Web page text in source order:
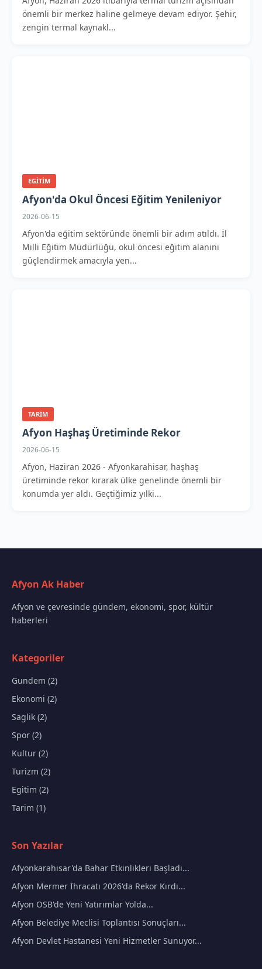
önemli bir merkez haline gelmeye devam ediyor. Şehir,
zengin termal kaynakl...
EGITIM
Afyon'da Okul Öncesi Eğitim Yenileniyor
2026-06-15
Afyon'da eğitim sektöründe önemli bir adım atıldı. İl
Milli Eğitim Müdürlüğü, okul öncesi eğitim alanını
güçlendirmek amacıyla yen...
TARIM
Afyon Haşhaş Üretiminde Rekor
2026-06-15
Afyon, Haziran 2026 - Afyonkarahisar, haşhaş
üretiminde rekor kırarak ülke genelinde önemli bir
konumda yer aldı. Geçtiğimiz yılki...
Afyon Ak Haber
Afyon ve çevresinde gündem, ekonomi, spor, kültür
haberleri
Kategoriler
Gundem (2)
Ekonomi (2)
Saglik (2)
Spor (2)
Kultur (2)
Turizm (2)
Egitim (2)
Tarim (1)
Son Yazılar
Afyonkarahisar'da Bahar Etkinlikleri Başladı...
Afyon Mermer İhracatı 2026'da Rekor Kırdı...
Afyon OSB'de Yeni Yatırımlar Yolda...
Afyon Belediye Meclisi Toplantısı Sonuçları...
Afyon Devlet Hastanesi Yeni Hizmetler Sunuyor...